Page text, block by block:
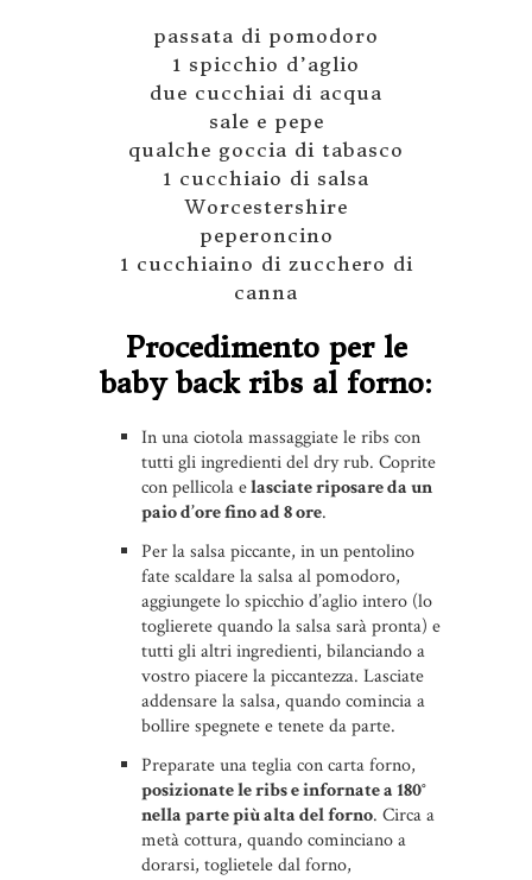
passata di pomodoro
1 spicchio d’aglio
due cucchiai di acqua
sale e pepe
qualche goccia di tabasco
1 cucchiaio di salsa
Worcestershire
peperoncino
1 cucchiaino di zucchero di
canna
Procedimento per le
baby back ribs al forno:
In una ciotola massaggiate le ribs con
tutti gli ingredienti del dry rub. Coprite
con pellicola elasciate riposare da un
paio d’ore fino ad 8 ore.
Per la salsa piccante, in un pentolino
fate scaldare la salsa al pomodoro,
aggiungete lo spicchio d’aglio intero (lo
toglierete quando la salsa sarà pronta) e
tutti gli altri ingredienti, bilanciando a
vostro piacere la piccantezza. Lasciate
addensare la salsa, quando comincia a
bollire spegnete e tenete da parte.
Preparate una teglia con carta forno,
posizionate le ribs e infornate a 180°
nella parte più alta del forno. Circa a
metà cottura, quando cominciano a
dorarsi, toglietele dal forno,